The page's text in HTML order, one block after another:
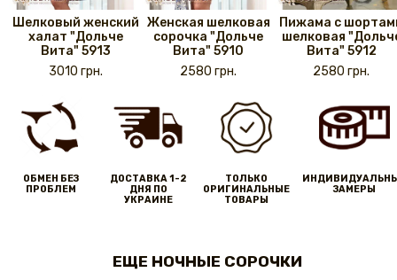
Шелковый женский
халат "Дольче
Вита" 5913
3010 грн.
Женская шелковая
сорочка "Дольче
Вита" 5910
2580 грн.
Пижама с
шелковая
Вита" 5912
2580 грн.
ОБМЕН БЕЗ
ПРОБЛЕМ
ДОСТАВКА 1-2
ДНЯ ПО
УКРАИНЕ
ТОЛЬКО
ОРИГИНАЛЬНЫЕ
ТОВАРЫ
ЗАМЕРЫ
ЕЩЕ НОЧНЫЕ СОРОЧКИ